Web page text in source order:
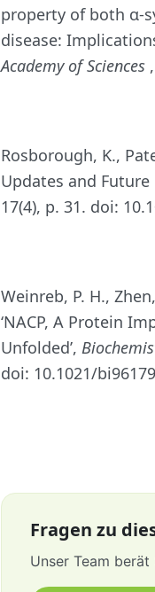
property of both α-
disease:
Academy of Sciences
Rosborough, K.,
Updates and Future
17(4), p. 31. doi:
Weinreb, P. H.,
‘NACP, A Protein
Unfolded’,
doi: 10.1021/
Fragen zu
Unser Team